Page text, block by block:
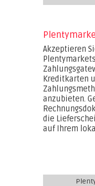
Akzeptieren
Kreditkarten
anzubieten.
die
auf Ihrem